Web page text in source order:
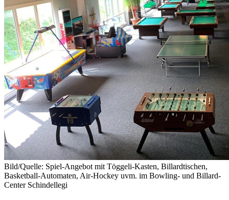
Bild/Quelle: Spiel-Angebot mit Töggeli-Kasten, Billardtischen,
Basketball-Automaten, Air-Hockey uvm. im Bowling- und Billard-
Center Schindellegi